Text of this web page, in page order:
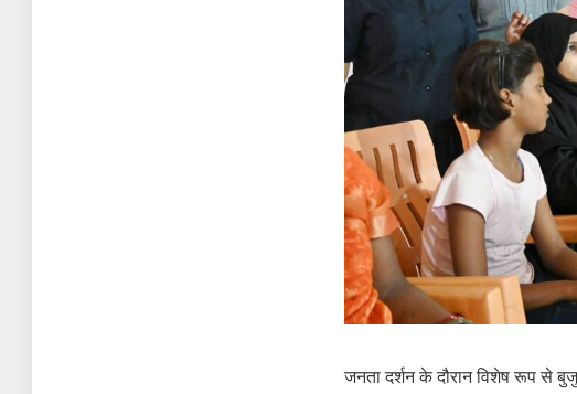
जनता दर्शन के दौरान विशेष रूप से